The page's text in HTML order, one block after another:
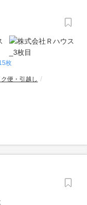
枚
便・引越し